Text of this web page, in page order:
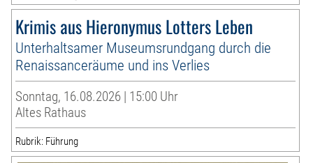
Krimis aus Hieronymus Lotters Leben
Unterhaltsamer Museumsrundgang durch die
Renaissanceräume und ins Verlies
Sonntag, 16.08.2026 | 15:00 Uhr
Altes Rathaus
Rubrik: Führung